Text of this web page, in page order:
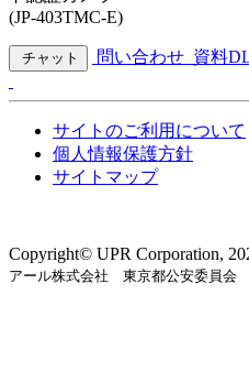
(JP-403TMC-E)
チャット 問い合わせ 資料
サイトのご利用について
個人情報保護方針
サイトマップ
Copyright©︎ UPR Corporation,
アール株式会社 東京都公安委員会